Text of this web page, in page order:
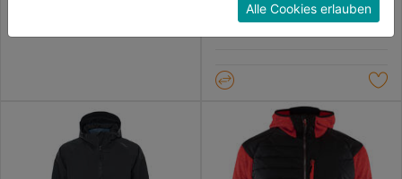
119,99€
Konfigurieren" kannst du auswählen, welche Cookies
du zulassen möchtest und welche nicht.
Alle Cookies erlauben